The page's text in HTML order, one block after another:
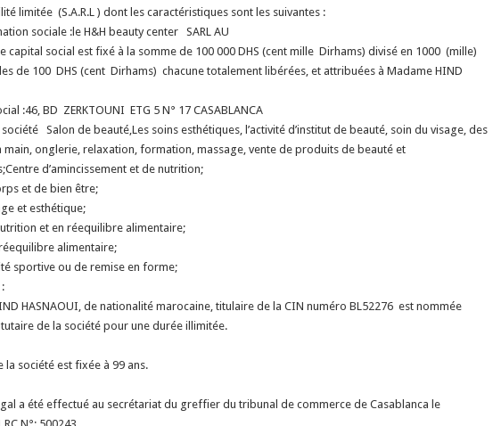
limitée (S.A.R.L ) dont les caractéristiques sont les suivantes :
sociale :le H&H beauty center SARL AU
capital social est fixé à la somme de 100 000 DHS (cent mille Dirhams) divisé en 1000 (mille)
de 100 DHS (cent Dirhams) chacune totalement libérées, et attribuées à Madame HIND
:46, BD ZERKTOUNI ETG 5 N° 17 CASABLANCA
Salon de beauté,Les soins esthétiques, l’activité d’institut de beauté, soin du visage, des
main, onglerie, relaxation, formation, massage, vente de produits de beauté et
Centre d’amincissement et de nutrition;
et de bien être;
et esthétique;
et en réequilibre alimentaire;
alimentaire;
sportive ou de remise en forme;
HASNAOUI, de nationalité marocaine, titulaire de la CIN numéro BL52276 est nommée
de la société pour une durée illimitée.
la société est fixée à 99 ans.
a été effectué au secrétariat du greffier du tribunal de commerce de Casablanca le